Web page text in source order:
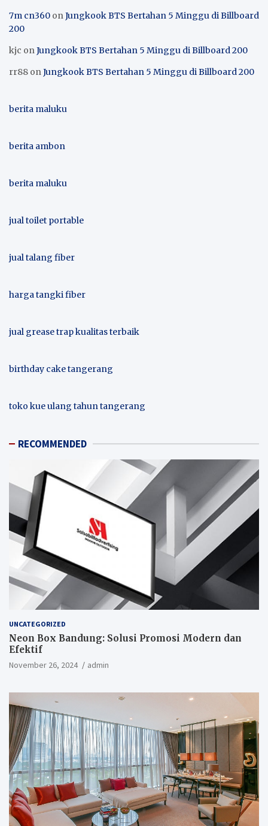
7m cn360 onJungkook BTS Bertahan 5 Minggu di Billboard
200
kjc onJungkook BTS Bertahan 5 Minggu di Billboard 200
rr88 onJungkook BTS Bertahan 5 Minggu di Billboard 200
berita maluku
berita ambon
berita maluku
jual toilet portable
jual talang fiber
harga tangki fiber
jual grease trap kualitas terbaik
birthday cake tangerang
toko kue ulang tahun tangerang
RECOMMENDED
UNCATEGORIZED
Neon Box Bandung: Solusi Promosi Modern dan
Efektif
November 26, 2024 admin